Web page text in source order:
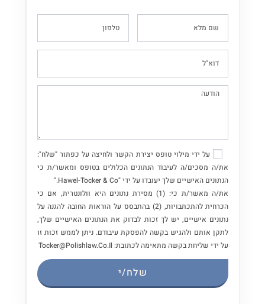
על ידי מילוי טופס יצירת הקשר ולחיצה על כפתור "שלח":
את/ה מסכים/ה לעיבוד הנתונים הכלולים בטופס ומאשר/ת כי
הנתונים האישיים שלך יעובדו על ידי "Hawel-Tocker & Co."
את/ה מאשר/ת כי: (1) מסירת נתונים היא וולונטרית, אם כי
הכרחית להתכתבויות, (2) בהתבסס על הוראות החובה להגנה על
נתונים אישיים, יש לך זכות לבדוק את הנתונים האישיים שלך,
לתקן אותם ולהגיש בקשה להפסקת עיבודם. ניתן לממש זכות זו
על ידי שליחת בקשה מתאימה לכתובת: Tocker@polishlaw.co.il
שלח/י